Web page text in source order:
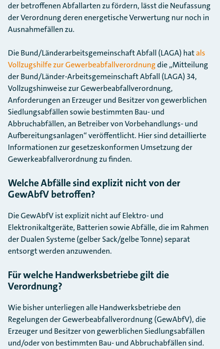
der betroffenen Abfallarten zu fördern, lässt die Neufassung
der Verordnung deren energetische Verwertung nur noch in
Ausnahmefällen zu.
Die Bund/Länderarbeitsgemeinschaft Abfall (LAGA) hatals
Vollzugshilfe zur Gewerbeabfallverordnungdie „Mitteilung
der Bund/Länder-Arbeitsgemeinschaft Abfall (LAGA) 34,
Vollzugshinweise zur Gewerbeabfallverordnung,
Anforderungen an Erzeuger und Besitzer von gewerblichen
Siedlungsabfällen sowie bestimmten Bau- und
Abbruchabfällen, an Betreiber von Vorbehandlungs- und
Aufbereitungsanlagen“ veröffentlicht. Hier sind detaillierte
Informationen zur gesetzeskonformen Umsetzung der
Gewerkeabfallverordnung zu finden.
Welche Abfälle sind explizit nicht von der
GewAbfV betroffen?
Die GewAbfV ist explizit nicht auf Elektro- und
Elektronikaltgeräte, Batterien sowie Abfälle, die im Rahmen
der Dualen Systeme (gelber Sack/gelbe Tonne) separat
entsorgt werden anzuwenden.
Für welche Handwerksbetriebe gilt die
Verordnung?
Wie bisher unterliegen alle Handwerksbetriebe den
Regelungen der Gewerbeabfallverordnung (GewAbfV), die
Erzeuger und Besitzer von gewerblichen Siedlungsabfällen
und/oder von bestimmten Bau- und Abbruchabfällen sind.